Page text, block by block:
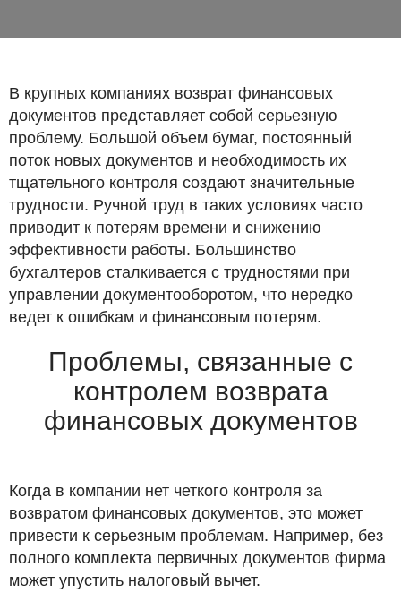
В крупных компаниях возврат финансовых
документов представляет собой серьезную
проблему. Большой объем бумаг, постоянный
поток новых документов и необходимость их
тщательного контроля создают значительные
трудности. Ручной труд в таких условиях часто
приводит к потерям времени и снижению
эффективности работы. Большинство
бухгалтеров сталкивается с трудностями при
управлении документооборотом, что нередко
ведет к ошибкам и финансовым потерям.
Проблемы, связанные с
контролем возврата
финансовых документов
Когда в компании нет четкого контроля за
возвратом финансовых документов, это может
привести к серьезным проблемам. Например, без
полного комплекта первичных документов фирма
может упустить налоговый вычет.